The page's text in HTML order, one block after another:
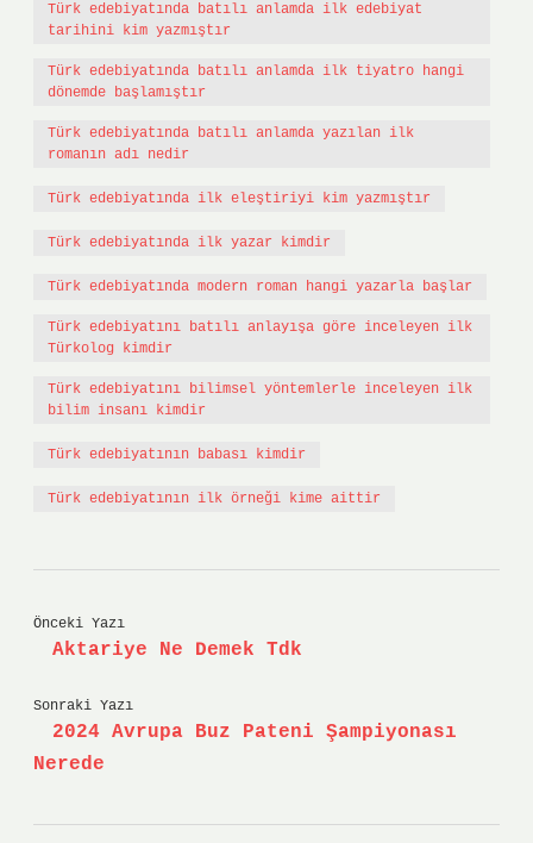
Türk edebiyatında batılı anlamda ilk edebiyat
tarihini kim yazmıştır
Türk edebiyatında batılı anlamda ilk tiyatro hangi
dönemde başlamıştır
Türk edebiyatında batılı anlamda yazılan ilk
romanın adı nedir
Türk edebiyatında ilk eleştiriyi kim yazmıştır
Türk edebiyatında ilk yazar kimdir
Türk edebiyatında modern roman hangi yazarla başlar
Türk edebiyatını batılı anlayışa göre inceleyen ilk
Türkolog kimdir
Türk edebiyatını bilimsel yöntemlerle inceleyen ilk
bilim insanı kimdir
Türk edebiyatının babası kimdir
Türk edebiyatının ilk örneği kime aittir
Önceki Yazı
Aktariye Ne Demek Tdk
Sonraki Yazı
2024 Avrupa Buz Pateni Şampiyonası
Nerede